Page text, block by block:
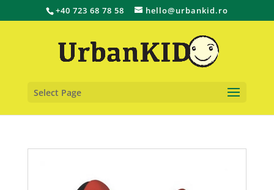
+40 723 68 78 58 hello@urbankid.ro
Select Page